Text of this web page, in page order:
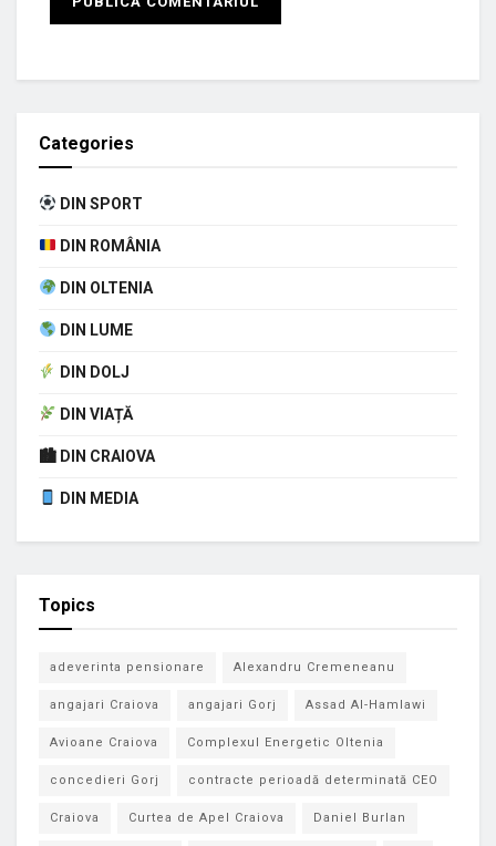
Categories
DIN SPORT
DIN ROMÂNIA
DIN OLTENIA
DIN LUME
DIN DOLJ
DIN VIAȚĂ
🏙 DIN CRAIOVA
DIN MEDIA
Topics
adeverinta pensionare Alexandru Cremeneanu
angajari Craiova angajari Gorj Assad Al-Hamlawi
Avioane Craiova Complexul Energetic Oltenia
concedieri Gorj contracte perioadă determinată CEO
Craiova Curtea de Apel Craiova Daniel Burlan